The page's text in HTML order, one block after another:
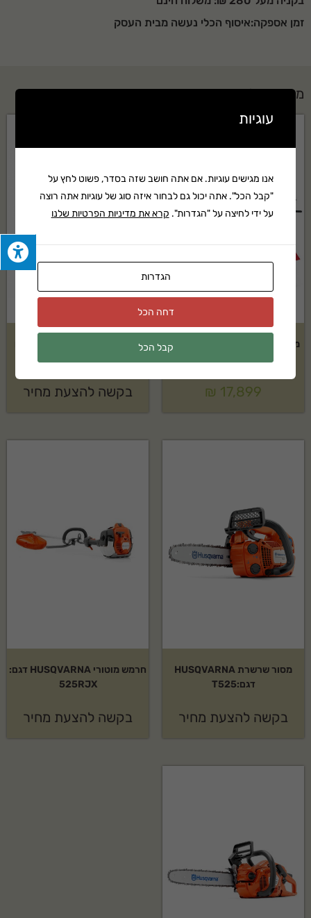
M/S²)
למה לקנות אצלנו?
מלאה, שירות לאחר מכירה ותמיכה טכנית בעברית. משלוח מהיר לכל הארץ.
שאלות נפוצות על מנוע קומבי STIHL דגם: KM 131
R
מנוע קומבי STIHL דגם: KM 131 R מתאים לשימוש ביתי ומקצועי בקטגוריית
חרמשים. מוצר אמין ועמיד לאורך זמן.
כן, המוצר מגיע עם אחריות יצרן מלאה של STIHL. לפרטים נוספים צרו קשר.
איך מקבלים הצעת מחיר?
זמן אספקה:איסוף הכלי נעשה מבית העסק
מוצרים נלווים
מבקעת 33 טון TROY-BILT דגם:
₪ 17,899 בקשה להצעת מחיר
מסור שרשרת HUSQVARNA
דגם:T525
בקשה להצעת מחיר
חרמש מוטורי HUSQVARNA דגם:
525RJX
בקשה להצעת מחיר
עוגיות
אנו מגישים עוגיות. אם אתה חושב שזה בסדר, פשוט לחץ על
"קבל הכל". אתה יכול גם לבחור איזה סוג של עוגיות אתה רוצה
על ידי לחיצה על "הגדרות". קרא את מדיניות הפרטיות שלנו
הגדרות
דחה הכל
קבל הכל